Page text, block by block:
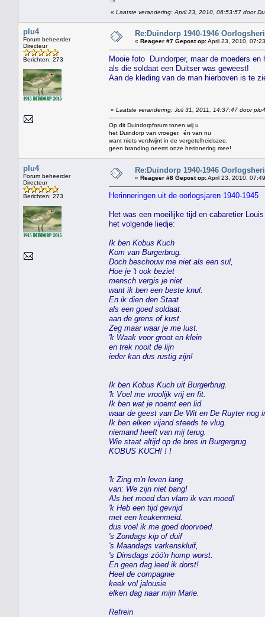
« Laatste verandering: April 23, 2010, 06:53:57 door
plu4
Forum beheerder
Directeur
Berichten: 273
Re:Duindorp 1940-1946
« Reageer #7 Gepost op:April 23, 2010,
Mooie foto Duindorper, maar de moeders
als die soldaat een Duitser was geweest!
Aan de kleding van de man hierboven is te
« Laatste verandering: Juli 31, 2011, 14:37:47 door plu4
Op dit Duindorpforum tonen wij u
het Duindorp van vroeger, én van nu
want niets verdwijnt in de vergetelheidszee,
geen branding neemt onze herinnering mee!
plu4
Forum beheerder
Directeur
Berichten: 273
Re:Duindorp 1940-1946
« Reageer #8 Gepost op:April 23, 2010,
Herinneringen uit de oorlogsjaren 1940-1945
Het was een moeilijke tijd en cabaretier
het volgende liedje:
Ik ben Kobus Kuch
Kom van Burgerbrug.
Doch beschouw me niet als een sul,
Hoe je 't ook beziet
mensch vergis je niet
want ik ben een beste knul.
En ik dien den Staat
als een goed soldaat.
aan de grens of kust
Zeg maar waar je me lust.
'k Waak voor groot en klein
en trek nooit de lijn
ieder kan dus rustig zijn!
Ik ben Kobus Kuch uit Burgerbrug.
'k Voel me vroolijk vrij en fit.
Ik ben wat je noemt een lid
waar de geest van De Wit en De Ruyter nog
Ik ben elken vijand steeds te vlug.
niemand heeft van mij terug.
Wie staat altijd op de bres in Burgergrug
KOBUS KUCH! ! !
'k Zing m'n leven lang
van: We zijn niet bang!
Als het moed dan vlam ik van moed!
'k Heb een tijd gevrijd
met een keukenmeid.
dus voel ik me goed doorvoed.
's Zondags kip of duif
's Maandags varkenskluif,
's Dinsdags zóó'n homp worst.
En geen dag leed ik dorst!
Heel de compagnie
keek vol jalousie
elken dag naar mijn Marie.
Refrein